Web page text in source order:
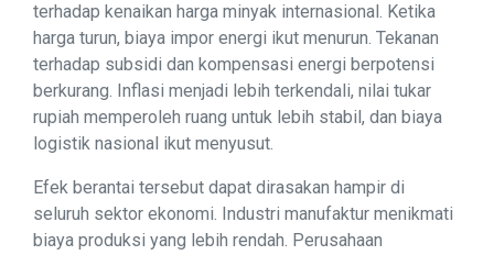
terhadap kenaikan harga minyak internasional. Ketika
harga turun, biaya impor energi ikut menurun. Tekanan
terhadap subsidi dan kompensasi energi berpotensi
berkurang. Inflasi menjadi lebih terkendali, nilai tukar
rupiah memperoleh ruang untuk lebih stabil, dan biaya
logistik nasional ikut menyusut.
Efek berantai tersebut dapat dirasakan hampir di
seluruh sektor ekonomi. Industri manufaktur menikmati
biaya produksi yang lebih rendah. Perusahaan